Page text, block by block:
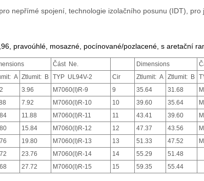
nepřímé spojení, technologie izolačního posunu (IDT),
pravoúhlé, mosazné, pocínované/pozlacené, s aretační
Část Ne. Dimensions
A Ztlumit: B TYP UL94V-2 Cir Ztlumit: A Ztlumit: B
3.96 M7060(I)R-9 9 35.64 31.68
7.92 M7060(I)R-10 10 39.60 35.64
11.88 M7060(I)R-11 11 43.41 39.60
15.84 M7060(I)R-12 12 47.37 43.56
19.80 M7060(I)R-13 13 51.33 47.52
23.76 M7060(I)R-14 14 55.29
51.48
27.72 M7060(I)R-15 15 59.35 55.44